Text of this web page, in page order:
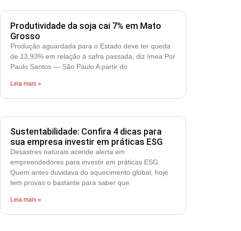
Produtividade da soja cai 7% em Mato
Grosso
Produção aguardada para o Estado deve ter queda
de 13,93% em relação à safra passada, diz Imea Por
Paulo Santos — São Paulo A partir do
Leia mais »
Sustentabilidade: Confira 4 dicas para
sua empresa investir em práticas ESG
Desastres naturais acende alerta em
empreendedores para investir em práticas ESG.
Quem antes duvidava do aquecimento global, hoje
tem provas o bastante para saber que
Leia mais »